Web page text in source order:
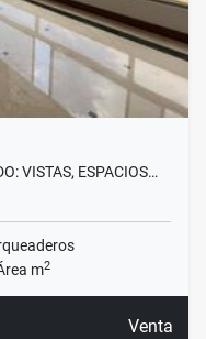
VISTAS, ESPACIOS…
m2
Venta